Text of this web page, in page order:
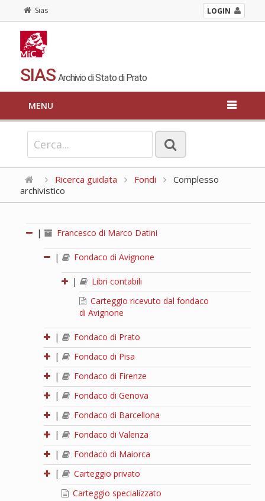
Sias LOGIN
SIAS Archivio di Stato di Prato
MENU
Ricerca guidata Fondi
Complesso
archivistico
| Francesco di Marco Datini
| Fondaco di Avignone
|
Libri contabili
Carteggio ricevuto dal fondaco
di Avignone
|
Fondaco di Prato
|
Fondaco di Pisa
|
Fondaco di Firenze
|
Fondaco di Genova
|
Fondaco di Barcellona
|
Fondaco di Valenza
|
Fondaco di Maiorca
|
Carteggio privato
Carteggio specializzato